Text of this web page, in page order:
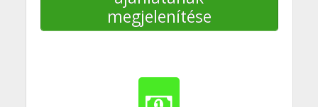
megjelenítése